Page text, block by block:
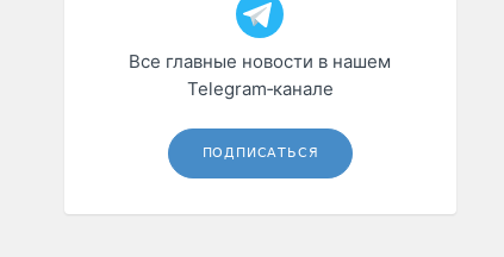
Все главные новости в нашем
Telegram‑канале
ПОДПИСАТЬСЯ